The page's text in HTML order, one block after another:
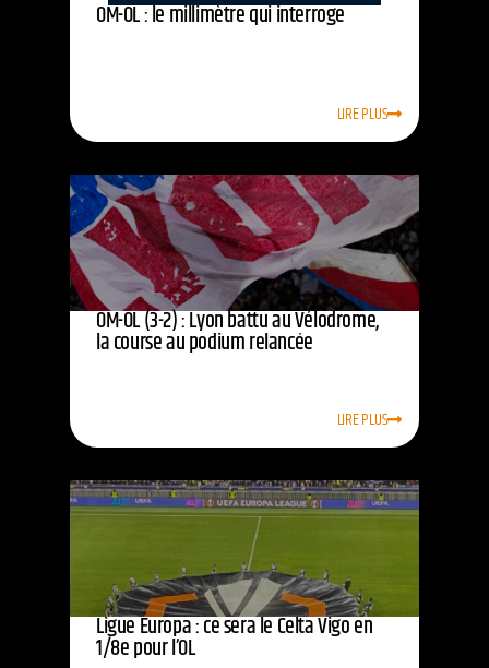
OM-OL : le millimètre qui interroge
LIRE PLUS
OM-OL (3-2) : Lyon battu au Vélodrome,
la course au podium relancée
LIRE PLUS
Ligue Europa : ce sera le Celta Vigo en
1/8e pour l’OL